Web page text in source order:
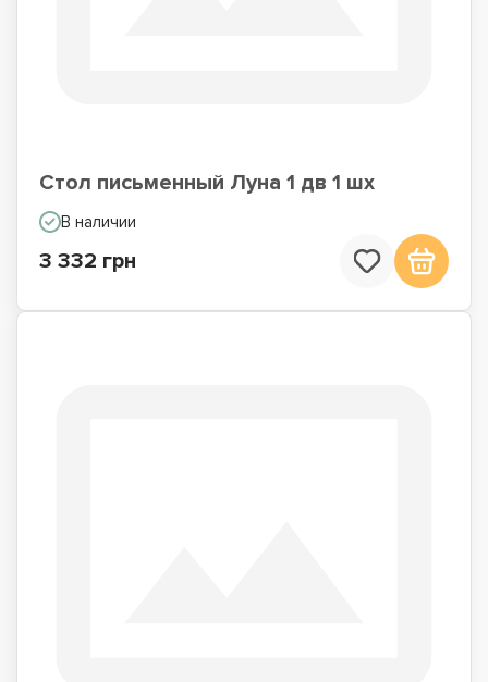
Стол письменный Луна 1 дв 1 шх
В наличии
3 332 грн